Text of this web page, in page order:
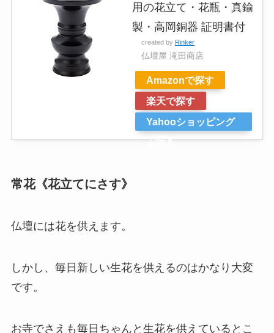
用の花立て・花瓶・真鍮
製・高岡銅器 証明書付
created by Rinker
仏壇屋 滝田商店
Amazonで探す
楽天で探す
Yahooショッピング
で探す
常花《花立てにさす》
仏壇には花を供えます。
しかし、毎日新しい生花を供えるのはかなり大変
です。
お寺でさえも毎日ちゃんと生花を供えているとこ